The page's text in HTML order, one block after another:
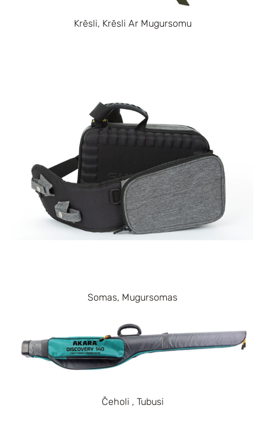
Krēsli, Krēsli Ar Mugursomu
Somas, Mugursomas
Čeholi , Tubusi